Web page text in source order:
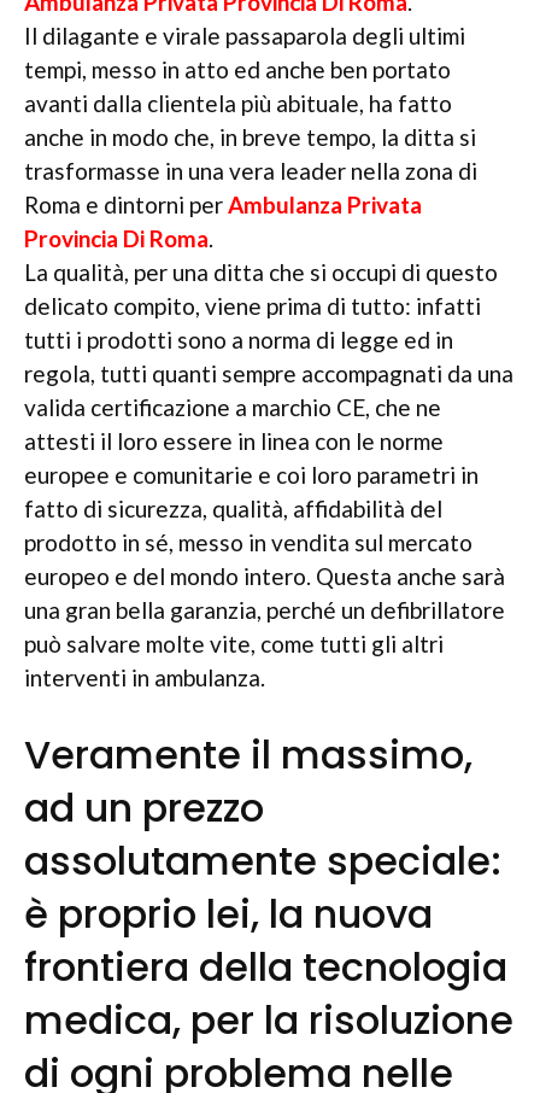
Il dilagante e virale passaparola degli ultimi
tempi, messo in atto ed anche ben portato
avanti dalla clientela più abituale, ha fatto
anche in modo che, in breve tempo, la ditta si
trasformasse in una vera leader nella zona di
Roma e dintorni per Ambulanza Privata
Provincia Di Roma
La qualità, per una ditta che si occupi di questo
delicato compito, viene prima di tutto: infatti
tutti i prodotti sono a norma di legge ed in
regola, tutti quanti sempre accompagnati da una
valida certificazione a marchio CE, che ne
attesti il loro essere in linea con le norme
europee e comunitarie e coi loro parametri in
fatto di sicurezza, qualità, affidabilità del
prodotto in sé, messo in vendita sul mercato
europeo e del mondo intero. Questa anche sarà
una gran bella garanzia, perché un defibrillatore
può salvare molte vite, come tutti gli altri
interventi in ambulanza.
Veramente il massimo,
ad un prezzo
assolutamente speciale:
è proprio lei, la nuova
frontiera della tecnologia
medica, per la risoluzione
di ogni problema nelle